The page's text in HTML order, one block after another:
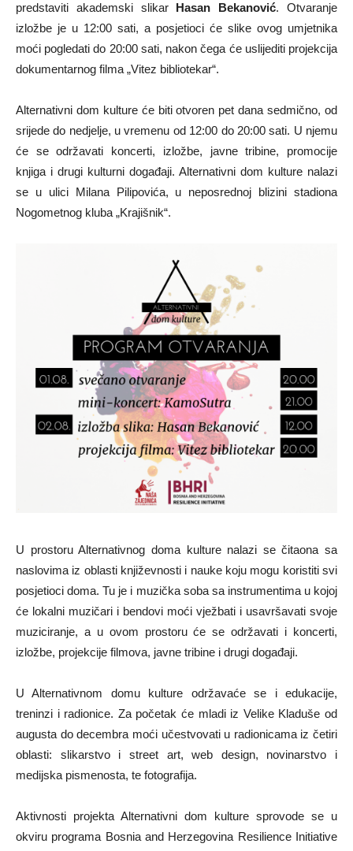
predstaviti akademski slikar Hasan Bekanović. Otvaranje
izložbe je u 12:00 sati, a posjetioci će slike ovog umjetnika
moći pogledati do 20:00 sati, nakon čega će uslijediti projekcija
dokumentarnog filma „Vitez bibliotekar“.
Alternativni dom kulture će biti otvoren pet dana sedmično, od
srijede do nedjelje, u vremenu od 12:00 do 20:00 sati. U njemu
će se održavati koncerti, izložbe, javne tribine, promocije
knjiga i drugi kulturni događaji. Alternativni dom kulture nalazi
se u ulici Milana Pilipovića, u neposrednoj blizini stadiona
Nogometnog kluba „Krajišnik“.
U prostoru Alternativnog doma kulture nalazi se čitaona sa
naslovima iz oblasti književnosti i nauke koju mogu koristiti svi
posjetioci doma. Tu je i muzička soba sa instrumentima u kojoj
će lokalni muzičari i bendovi moći vježbati i usavršavati svoje
muziciranje, a u ovom prostoru će se održavati i koncerti,
izložbe, projekcije filmova, javne tribine i drugi događaji.
U Alternativnom domu kulture održavaće se i edukacije,
treninzi i radionice. Za početak će mladi iz Velike Kladuše od
augusta do decembra moći učestvovati u radionicama iz četiri
oblasti: slikarstvo i street art, web design, novinarstvo i
medijska pismenosta, te fotografija.
Aktivnosti projekta Alternativni dom kulture sprovode se u
okviru programa Bosnia and Herzegovina Resilience Initiative